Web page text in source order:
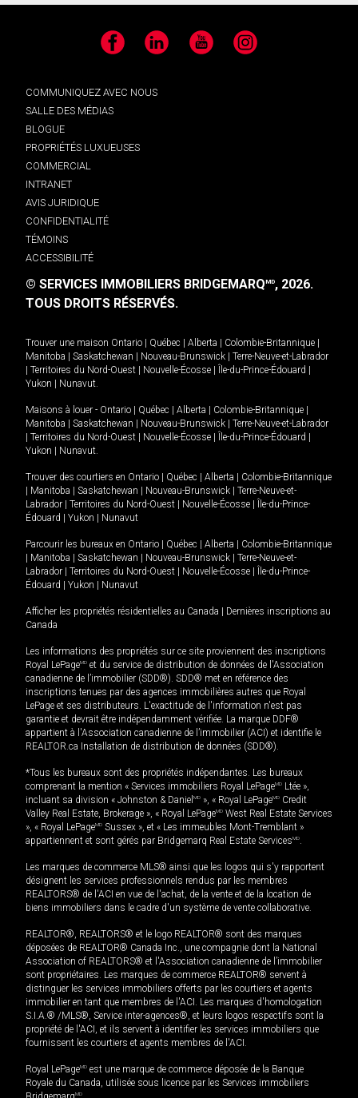
Facebook LinkedIn YouTube Instagram
COMMUNIQUEZ AVEC NOUS
SALLE DES MÉDIAS
BLOGUE
PROPRIÉTÉS LUXUEUSES
COMMERCIAL
INTRANET
AVIS JURIDIQUE
CONFIDENTIALITÉ
TÉMOINS
ACCESSIBILITÉ
© SERVICES IMMOBILIERS BRIDGEMARQMD, 2026.
TOUS DROITS RÉSERVÉS.
Trouver une maison Ontario | Québec | Alberta | Colombie-Britannique |
Manitoba | Saskatchewan | Nouveau-Brunswick | Terre-Neuve-et-Labrador
| Territoires du Nord-Ouest | Nouvelle-Écosse | Île-du-Prince-Édouard |
Yukon | Nunavut.
Maisons à louer - Ontario | Québec | Alberta | Colombie-Britannique |
Manitoba | Saskatchewan | Nouveau-Brunswick | Terre-Neuve-et-Labrador
| Territoires du Nord-Ouest | Nouvelle-Écosse | Île-du-Prince-Édouard |
Yukon | Nunavut.
Trouver des courtiers en Ontario | Québec | Alberta | Colombie-Britannique
| Manitoba | Saskatchewan | Nouveau-Brunswick | Terre-Neuve-et-
Labrador | Territoires du Nord-Ouest | Nouvelle-Écosse | Île-du-Prince-
Édouard | Yukon | Nunavut
Parcourir les bureaux en Ontario | Québec | Alberta | Colombie-Britannique
| Manitoba | Saskatchewan | Nouveau-Brunswick | Terre-Neuve-et-
Labrador | Territoires du Nord-Ouest | Nouvelle-Écosse | Île-du-Prince-
Édouard | Yukon | Nunavut
Afficher les propriétés résidentielles au Canada | Dernières inscriptions au
Canada
Les informations des propriétés sur ce site proviennent des inscriptions
Royal LePageMD et du service de distribution de données de l'Association
canadienne de l’immobilier (SDD®). SDD® met en référence des
inscriptions tenues par des agences immobilières autres que Royal
LePage et ses distributeurs. L'exactitude de l'information n'est pas
garantie et devrait être indépendamment vérifiée. La marque DDF®
appartient à l'Association canadienne de l’immobilier (ACI) et identifie le
REALTOR.ca Installation de distribution de données (SDD®).
*Tous les bureaux sont des propriétés indépendantes. Les bureaux
comprenant la mention « Services immobiliers Royal LePageMD Ltée »,
incluant sa division « Johnston & Daniel MD », « Royal LePageMD Credit
Valley Real Estate, Brokerage », « Royal LePageMD West Real Estate Services
», « Royal LePageMD Sussex », et « Les immeubles Mont-Tremblant »
appartiennent et sont gérés par Bridgemarq Real Estate ServicesMD.
Les marques de commerce MLS® ainsi que les logos qui s'y rapportent
désignent les services professionnels rendus par les membres
REALTORS® de l'ACI en vue de l'achat, de la vente et de la location de
biens immobiliers dans le cadre d'un système de vente collaborative.
REALTOR®, REALTORS® et le logo REALTOR® sont des marques
déposées de REALTOR® Canada Inc., une compagnie dont la National
Association of REALTORS® et l'Association canadienne de l’immobilier
sont propriétaires. Les marques de commerce REALTOR® servent à
distinguer les services immobiliers offerts par les courtiers et agents
immobilier en tant que membres de l'ACI. Les marques d'homologation
S.I.A.® /MLS®, Service inter-agences®, et leurs logos respectifs sont la
propriété de l'ACI, et ils servent à identifier les services immobiliers que
fournissent les courtiers et agents membres de l'ACI.
Royal LePageMD est une marque de commerce déposée de la Banque
Royale du Canada, utilisée sous licence par les Services immobiliers
MD